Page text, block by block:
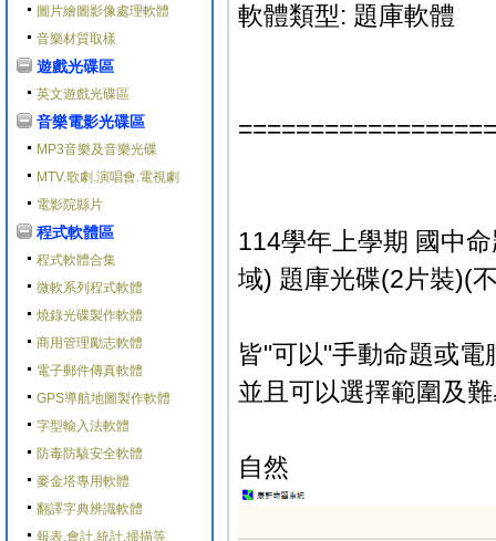
圖片繪圖影像處理軟體
音樂材質取樣
遊戲光碟區
英文遊戲光碟區
音樂電影光碟區
MP3音樂及音樂光碟
MTV.歌劇.演唱會.電視劇
電影院縣片
程式軟體區
程式軟體合集
微軟系列程式軟體
燒錄光碟製作軟體
商用管理勵志軟體
電子郵件傳真軟體
GPS導航地圖製作軟體
字型輸入法軟體
防毒防駭安全軟體
麥金塔專用軟體
翻譯字典辨識軟體
報表.會計.統計.掃描等
軟體類型: 題庫軟體
114學年上學期 國中
域) 題庫光碟(2片裝)(
皆"可以"手動命題或電
並且可以選擇範圍及
自然